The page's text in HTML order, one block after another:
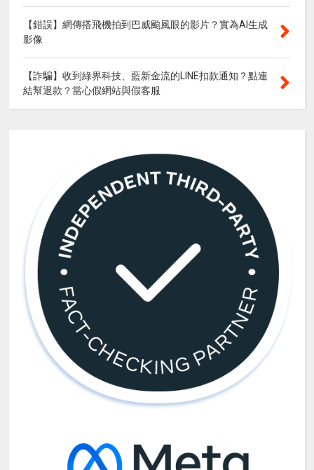
【錯誤】網傳搭飛機拍到巴威颱風眼的影片？實為AI生成
影像
【詐騙】收到綠界科技、藍新金流的LINE扣款通知？點連
結幫退款？當心假網站與假客服